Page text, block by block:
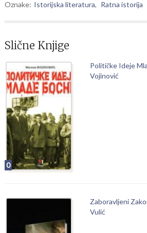
Oznake: Istorijska literatura, Ratna istorija
Slične Knjige
0
Političke Ideje
Vojinović
Zaboravljeni
Vulić